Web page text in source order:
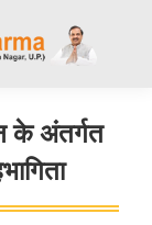
के अंतर्गत